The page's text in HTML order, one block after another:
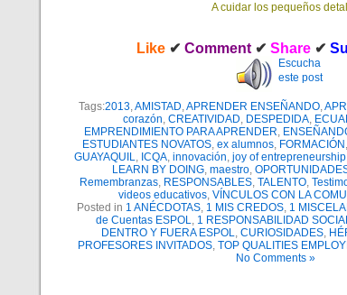
A cuidar los pequeños
Like ✔ Comment✔ Share✔
Escucha
este post
Tags:2013,AMISTAD,APRENDER ENSEÑANDO,
corazón, CREATIVIDAD, DESPEDIDA,
EMPRENDIMIENTO PARA APRENDER,
ESTUDIANTES NOVATOS, ex alumnos, FORMACIÓN ,
GUAYAQUIL, ICQA, innovación, joy of entrepreneurship
LEARN BY DOING, maestro,
Remembranzas, RESPONSABLES, TALENTO,
videos educativos, VÍNCULOS CON LA
Posted in 1 ANÉCDOTAS, 1 MIS CREDOS, 1
de Cuentas ESPOL, 1 RESPONSABILIDAD
DENTRO Y FUERA ESPOL, CURIOSIDADES,
PROFESORES INVITADOS, TOP QUALITIES
No Comments »